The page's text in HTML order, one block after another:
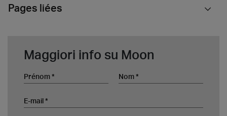
Pages liées
Maggiori info su Moon
Prénom Nom
E-mail